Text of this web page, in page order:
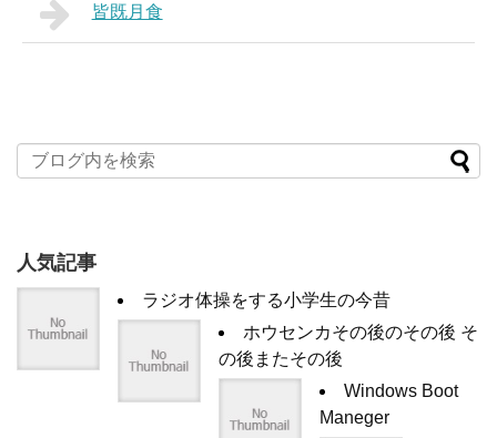
皆既月食
人気記事
ラジオ体操をする小学生の今昔
ホウセンカその後のその後 そ
の後またその後
Windows Boot
Maneger